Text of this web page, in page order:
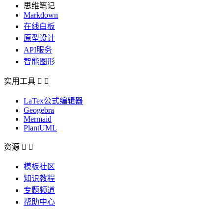
思维笔记
Markdown
在线白板
原型设计
API服务
智能图形
实用工具  
LaTex公式编辑器
Geogebra
Mermaid
PlantUML
资源  
模板社区
知识教程
专题频道
帮助中心